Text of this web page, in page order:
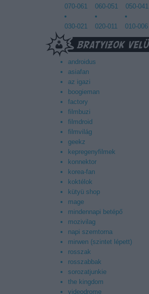
070-061 060-051 050-041
030-021 020-011 010-006
androidus
asiafan
az igazi
boogieman
factory
filmbuzi
filmdroid
filmvilág
geekz
kepregenyfilmek
konnektor
korea-fan
koktélok
kütyü shop
mage
mindennapi betépő
mozivilag
napi szemtorna
mirwen (szintet lépett)
rosszak
rosszabbak
sorozatjunkie
the kingdom
videodrome